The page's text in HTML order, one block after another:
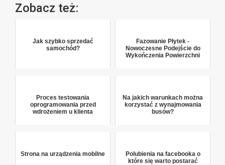
Zobacz też:
Jak szybko sprzedać
samochód?
Fazowanie Płytek -
Nowoczesne Podejście do
Wykończenia Powierzchni
Proces testowania
oprogramowania przed
wdrożeniem u klienta
Na jakich warunkach można
korzystać z wynajmowania
busów?
Strona na urządzenia mobilne
Polubienia na facebooka o
które się warto postarać